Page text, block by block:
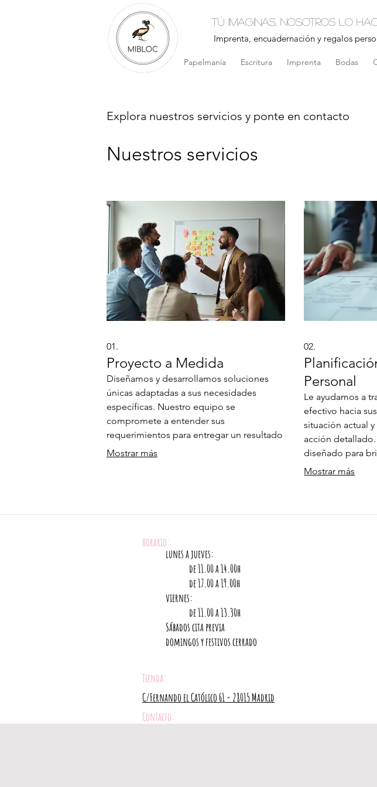
Tú imaginas, nosotros lo
Imprenta, encuadernación y regalos
Papelmanía Escritura Imprenta Bodas
Explora nuestros servicios y ponte en contacto
Nuestros servicios
01.
Proyecto a Medida
Diseñamos y desarrollamos soluciones
únicas adaptadas a sus necesidades
específicas. Nuestro equipo se
compromete a entender sus
requerimientos para entregar un resultado
excepcional y personalizado. Trabajamos
Mostrar más
02.
Personal
Le ayudamos a
efectivo hacia
situación actual
acción detallado.
diseñado para
apoyo que
Mostrar más
Tienda:
C/Fernando el Católico 61 - 28015Madrid
Contacto:
Horario:
lunes a jueves:
de 11.00 a 14.00h
de 17.00 a 19.00h
viernes:
de 11.00 a 13.30h
Sábados cita previa
domingos y festivos cerrado